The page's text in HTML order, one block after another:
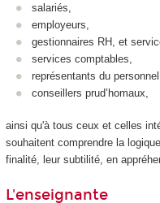
salariés,
employeurs,
gestionnaires RH, et
services comptables,
représentants du
conseillers prud’homaux,
ainsi qu'à tous ceux et celles
souhaitent comprendre la
finalité, leur subtilité, en
L'enseignante